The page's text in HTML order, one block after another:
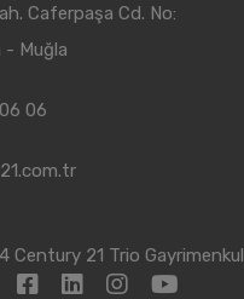
Caferpaşa Cd. No:
- Muğla
06
Century 21 Trio Gayrimenkul